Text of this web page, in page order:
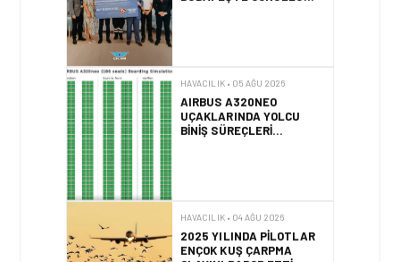
SIMÜLASYONLA TEST
EDILDI!